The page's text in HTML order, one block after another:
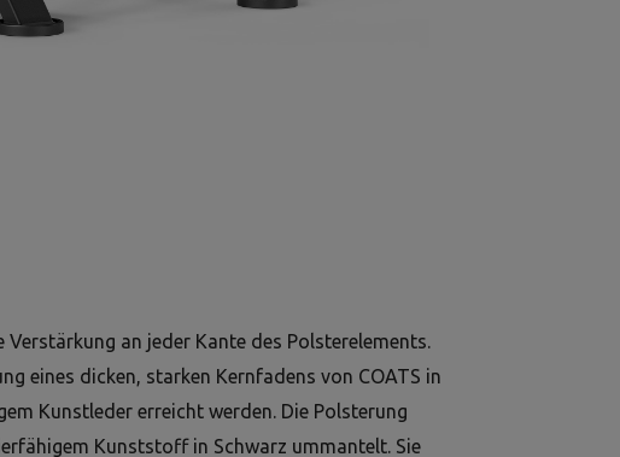
an jeder Kante des Polsterelements.
eines dicken, starken Kernfadens von COATS in
Kunstleder erreicht werden. Die Polsterung
Kunststoff in Schwarz ummantelt. Sie